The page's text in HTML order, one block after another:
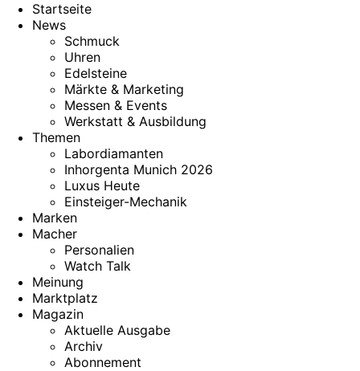
Startseite
News
Schmuck
Uhren
Edelsteine
Märkte & Marketing
Messen & Events
Werkstatt & Ausbildung
Themen
Labordiamanten
Inhorgenta Munich 2026
Luxus Heute
Einsteiger-Mechanik
Marken
Macher
Personalien
Watch Talk
Meinung
Marktplatz
Magazin
Aktuelle Ausgabe
Archiv
Abonnement